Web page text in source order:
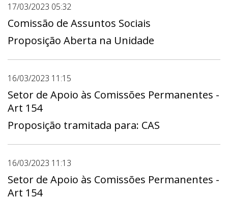
17/03/2023 05:32
Comissão de Assuntos Sociais
Proposição Aberta na Unidade
16/03/2023 11:15
Setor de Apoio às Comissões Permanentes -
Art 154
Proposição tramitada para: CAS
16/03/2023 11:13
Setor de Apoio às Comissões Permanentes -
Art 154